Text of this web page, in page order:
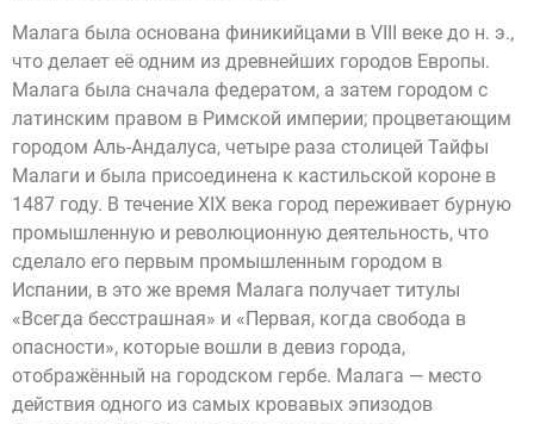
Малага была основана финикийцами в VIII веке до н. э.,
что делает её одним из древнейших городов Европы.
Малага была сначала федератом, а затем городом с
латинским правом в Римской империи; процветающим
городом Аль-Андалуса, четыре раза столицей Тайфы
Малаги и была присоединена к кастильской короне в
1487 году. В течение XIX века город переживает бурную
промышленную и революционную деятельность, что
сделало его первым промышленным городом в
Испании, в это же время Малага получает титулы
«Всегда бесстрашная» и «Первая, когда свобода в
опасности», которые вошли в девиз города,
отображённый на городском гербе. Малага — место
действия одного из самых кровавых эпизодов